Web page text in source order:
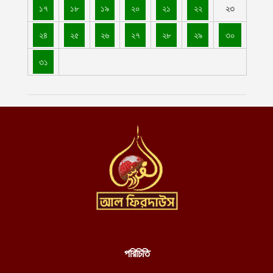
নোয়াখালীর কোম্পানীগঞ্জে বোনের বাড়ি থেকে ফেরার পথে কিশোরীকে তুলে
নিয়ে ধর্ষণ
বাগেরহাটে এক পরিবারের তিনজনের গলিত লাশ উদ্ধার
আরো ১১টি ট্যাংক সম্পূর্ণরূপে মেরামত ও ব্যবহার উপযোগী করেছে ইমারাতে
ইসলামিয়া জাতীয় প্রতিরক্ষা মন্ত্রণালয়
স্বাস্থ্যসেবার মানোন্নয়ন ও স্বনির্ভরতা অর্জনে পাঁচ বছর মেয়াদি সমন্বিত
পরিকল্পনা গ্রহণ করছে ইমারাতে ইসলামিয়া
পশ্চিম তীরে অবৈধ ইহুদী বসতি স্থাপনকারীদের হামলায় সরাসরি মদদ দিচ্ছে
১৭ ১৮ ১৯ ২০ ২১ ২২ ২৩
২৪ ২৫ ২৬ ২৭ ২৮ ২৯ ৩০
৩১
পরিচিতি